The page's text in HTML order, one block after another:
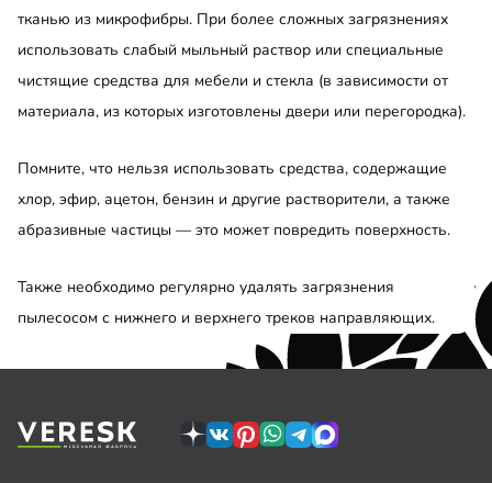
тканью из микрофибры. При более сложных загрязнениях
использовать слабый мыльный раствор или специальные
чистящие средства для мебели и стекла (в зависимости от
материала, из которых изготовлены двери или перегородка).
Помните, что нельзя использовать средства, содержащие
хлор, эфир, ацетон, бензин и другие растворители, а также
абразивные частицы — это может повредить поверхность.
Также необходимо регулярно удалять загрязнения
пылесосом с нижнего и верхнего треков направляющих.